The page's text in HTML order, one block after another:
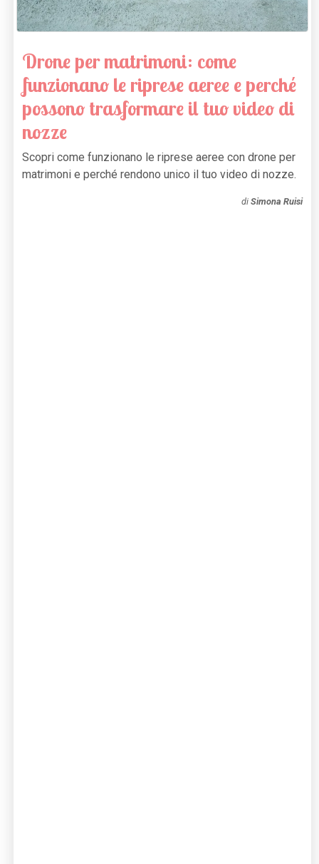
Drone per matrimoni: come
funzionano le riprese aeree e perché
possono trasformare il tuo video di
nozze
Scopri come funzionano le riprese aeree con drone per
matrimoni e perché rendono unico il tuo video di nozze.
di Simona Ruisi